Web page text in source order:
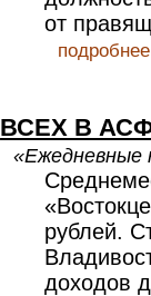
от
ВСЕХ В
«Ежедневные
рублей.
доходов